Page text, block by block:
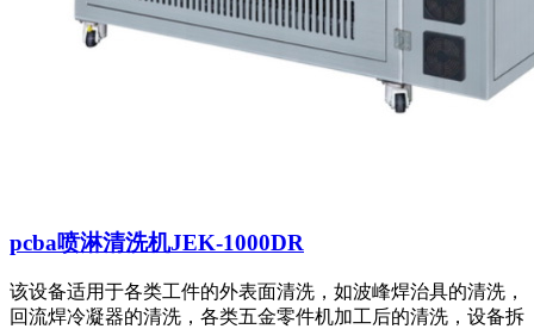
pcba喷淋清洗机JEK-1000DR
该设备适用于各类工件的外表面清洗，如波峰焊治具的清洗，
回流焊冷凝器的清洗，各类五金零件机加工后的清洗，设备拆